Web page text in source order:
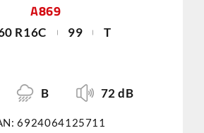
A869
R16C 99 T
B 72 dB
6924064125711